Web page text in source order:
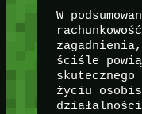
W
ściśle
skutecznego
życiu